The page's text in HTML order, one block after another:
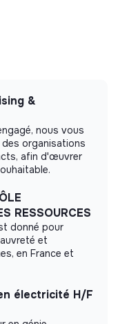
plus près des 3
tout ce qui
entreprises.
à :
écologique.
pour comprendre
avec des
une future
investisseurs dans
of
its impact
&
nous vous
organisations
afin d'œuvrer
RESSOURCES
donné pour
et
en France et
électricité H/F